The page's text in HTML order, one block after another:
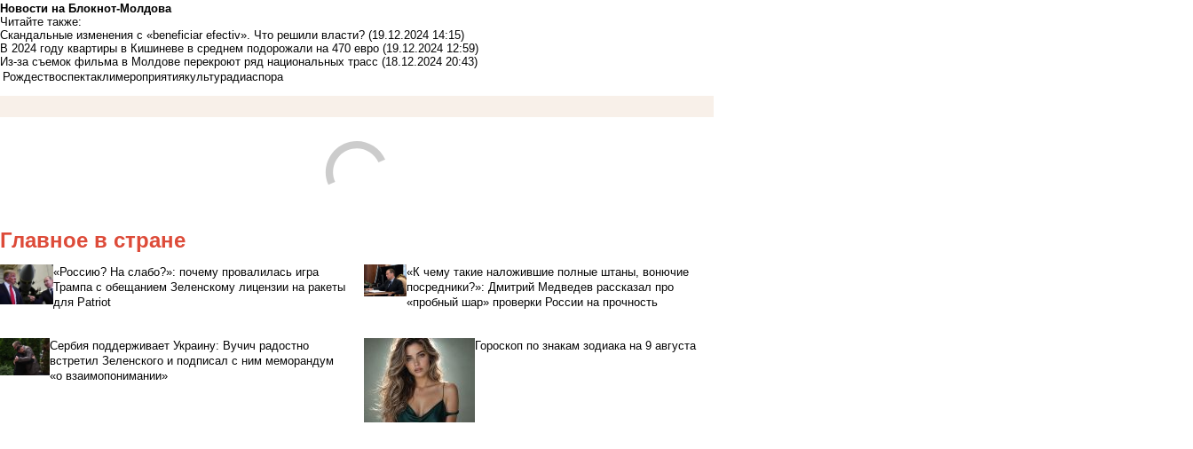
Новости на Блoкнoт-Молдова
Читайте также:
Скандальные изменения с «beneficiar efectiv». Что решили власти? (19.12.2024 14:15)
В 2024 году квартиры в Кишиневе в среднем подорожали на 470 евро (19.12.2024 12:59)
Из-за съемок фильма в Молдове перекроют ряд национальных трасс (18.12.2024 20:43)
Рождествоспектаклимероприятиякультурадиаспора
Главное в стране
«Россию? На слабо?»: почему провалилась игра
Трампа с обещанием Зеленскому лицензии на ракеты
для Patriot
«К чему такие наложившие полные штаны, вонючие
посредники?»: Дмитрий Медведев рассказал про
«пробный шар» проверки России на прочность
Сербия поддерживает Украину: Вучич радостно
встретил Зеленского и подписал с ним меморандум
«о взаимопонимании»
Гороскоп по знакам зодиака на 9 августа